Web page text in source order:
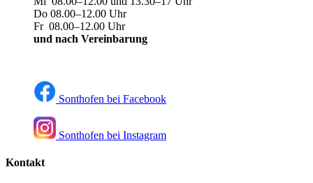
Do 08.00–12.00 Uhr
Fr 08.00–12.00 Uhr
und nach Vereinbarung
Sonthofen bei Facebook
Sonthofen bei Instagram
Kontakt